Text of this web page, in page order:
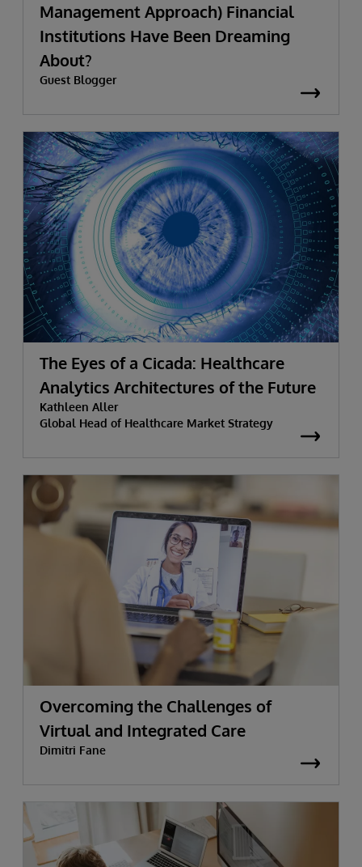
Management Approach) Financial
Institutions Have Been Dreaming
About?
Guest Blogger
The Eyes of a Cicada: Healthcare
Analytics Architectures of the Future
Kathleen Aller
Global Head of Healthcare Market Strategy
Overcoming the Challenges of
Virtual and Integrated Care
Dimitri Fane